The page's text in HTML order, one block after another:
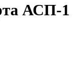
АСП-1